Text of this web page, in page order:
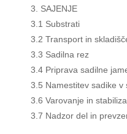
3. SAJENJE
3.1 Substrati
3.2 Transport in
3.3 Sadilna rez
3.4 Priprava sadilne
3.5 Namestitev sadike v
3.6 Varovanje in
3.7 Nadzor del in